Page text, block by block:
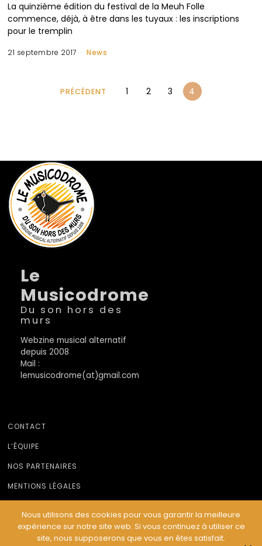
La quinzième édition du festival de la Meuh Folle
commence, déjà, à être dans les tuyaux : les inscriptions
pour le tremplin
21 septembre 2017 News
PRÉCÉDENT 1 2 3 4
Le
Musicodrome
Du son hors des
murs
Webzine musical alternatif
depuis 2008
Mail :
lemusicodrome(at)gmail.com
CONTACT
L’ÉQUIPE
NOS PARTENAIRES
MENTIONS LÉGALES
© Le Musicodrome 2022 - Webdesign :Cereal Concept
Nous utilisons des cookies pour vous garantir la meilleure
expérience sur notre site web. Si vous continuez à utiliser ce
site, nous supposerons que vous en êtes satisfait.